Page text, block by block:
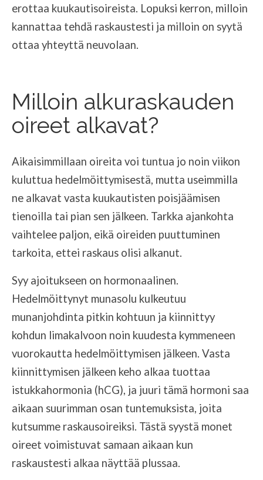
erottaa kuukautisoireista. Lopuksi kerron, milloin
kannattaa tehdä raskaustesti ja milloin on syytä
ottaa yhteyttä neuvolaan.
Milloin alkuraskauden
oireet alkavat?
Aikaisimmillaan oireita voi tuntua jo noin viikon
kuluttua hedelmöittymisestä, mutta useimmilla
ne alkavat vasta kuukautisten poisjäämisen
tienoilla tai pian sen jälkeen. Tarkka ajankohta
vaihtelee paljon, eikä oireiden puuttuminen
tarkoita, ettei raskaus olisi alkanut.
Syy ajoitukseen on hormonaalinen.
Hedelmöittynyt munasolu kulkeutuu
munanjohdinta pitkin kohtuun ja kiinnittyy
kohdun limakalvoon noin kuudesta kymmeneen
vuorokautta hedelmöittymisen jälkeen. Vasta
kiinnittymisen jälkeen keho alkaa tuottaa
istukkahormonia (hCG), ja juuri tämä hormoni saa
aikaan suurimman osan tuntemuksista, joita
kutsumme raskausoireiksi. Tästä syystä monet
oireet voimistuvat samaan aikaan kun
raskaustesti alkaa näyttää plussaa.